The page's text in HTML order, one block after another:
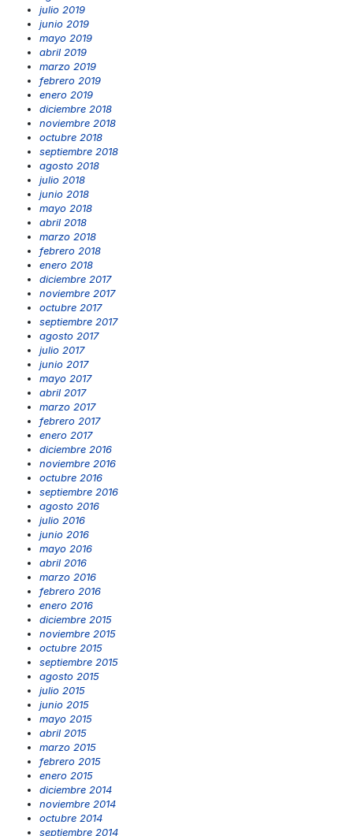
julio 2019
junio 2019
mayo 2019
abril 2019
marzo 2019
febrero 2019
enero 2019
diciembre 2018
noviembre 2018
octubre 2018
septiembre 2018
agosto 2018
julio 2018
junio 2018
mayo 2018
abril 2018
marzo 2018
febrero 2018
enero 2018
diciembre 2017
noviembre 2017
octubre 2017
septiembre 2017
agosto 2017
julio 2017
junio 2017
mayo 2017
abril 2017
marzo 2017
febrero 2017
enero 2017
diciembre 2016
noviembre 2016
octubre 2016
septiembre 2016
agosto 2016
julio 2016
junio 2016
mayo 2016
abril 2016
marzo 2016
febrero 2016
enero 2016
diciembre 2015
noviembre 2015
octubre 2015
septiembre 2015
agosto 2015
julio 2015
junio 2015
mayo 2015
abril 2015
marzo 2015
febrero 2015
enero 2015
diciembre 2014
noviembre 2014
octubre 2014
septiembre 2014